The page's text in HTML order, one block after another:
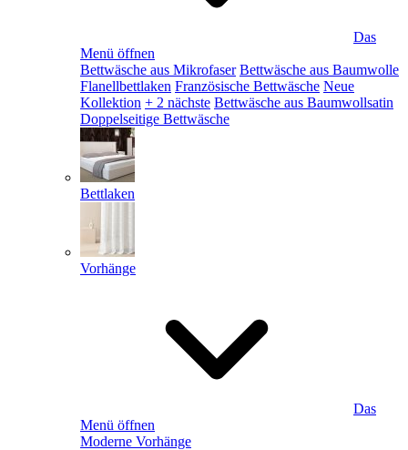
Das
Menü öffnen
Bettwäsche aus Mikrofaser Bettwäsche aus Baumwolle
Flanellbettlaken Französische Bettwäsche Neue
Kollektion + 2 nächste Bettwäsche aus Baumwollsatin
Doppelseitige Bettwäsche
Bettlaken
Vorhänge
Das
Menü öffnen
Moderne Vorhänge